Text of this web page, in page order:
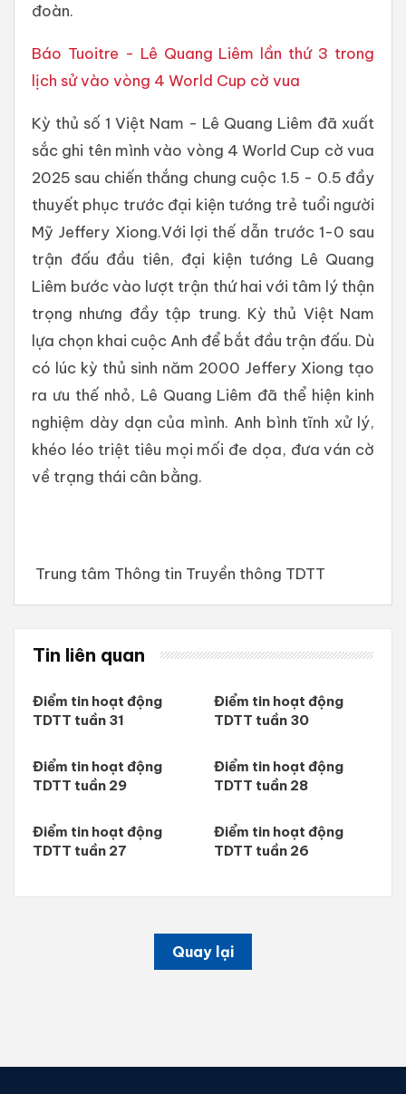
đoàn.
Báo Tuoitre - Lê Quang Liêm lần thứ 3 trong
lịch sử vào vòng 4 World Cup cờ vua
Kỳ thủ số 1 Việt Nam - Lê Quang Liêm đã xuất
sắc ghi tên mình vào vòng 4 World Cup cờ vua
2025 sau chiến thắng chung cuộc 1.5 - 0.5 đầy
thuyết phục trước đại kiện tướng trẻ tuổi người
Mỹ Jeffery Xiong.Với lợi thế dẫn trước 1-0 sau
trận đấu đầu tiên, đại kiện tướng Lê Quang
Liêm bước vào lượt trận thứ hai với tâm lý thận
trọng nhưng đầy tập trung. Kỳ thủ Việt Nam
lựa chọn khai cuộc Anh để bắt đầu trận đấu. Dù
có lúc kỳ thủ sinh năm 2000 Jeffery Xiong tạo
ra ưu thế nhỏ, Lê Quang Liêm đã thể hiện kinh
nghiệm dày dạn của mình. Anh bình tĩnh xử lý,
khéo léo triệt tiêu mọi mối đe dọa, đưa ván cờ
về trạng thái cân bằng.
Trung tâm Thông tin Truyền thông TDTT
Tin liên quan
Điểm tin hoạt động
TDTT tuần 31
Điểm tin hoạt động
TDTT tuần 30
Điểm tin hoạt động
TDTT tuần 29
Điểm tin hoạt động
TDTT tuần 28
Điểm tin hoạt động
TDTT tuần 27
Điểm tin hoạt động
TDTT tuần 26
Quay lại